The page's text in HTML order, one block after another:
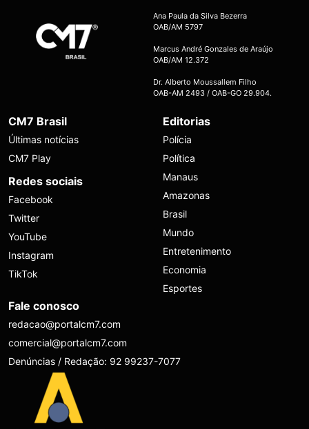
Ana Paula da Silva Bezerra
OAB/AM 5797
Marcus André Gonzales de Araújo
OAB/AM 12.372
Dr. Alberto Moussallem Filho
OAB-AM 2493 / OAB-GO 29.904.
CM7 Brasil
Últimas notícias
CM7 Play
Redes sociais
Facebook
Twitter
YouTube
Instagram
TikTok
Editorias
Polícia
Política
Manaus
Amazonas
Brasil
Mundo
Entretenimento
Economia
Esportes
Fale conosco
redacao@portalcm7.com
comercial@portalcm7.com
Denúncias / Redação: 92 99237-7077